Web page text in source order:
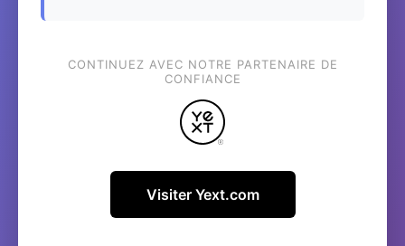
CONTINUEZ AVEC NOTRE PARTENAIRE DE
CONFIANCE
Visiter Yext.com